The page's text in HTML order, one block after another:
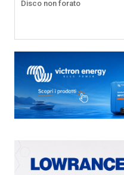
Disco non forato